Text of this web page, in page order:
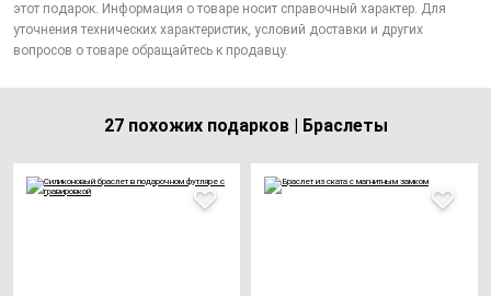
этот подарок. Информация о товаре носит справочный характер. Для
уточнения технических характеристик, условий доставки и других
вопросов о товаре обращайтесь к продавцу.
27 похожих подарков | Браслеты